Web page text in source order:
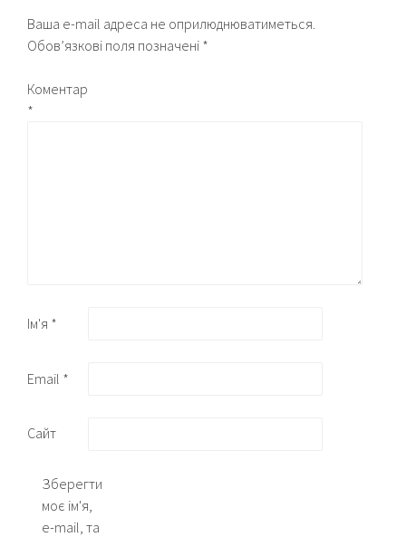
Ваша e-mail адреса не оприлюднюватиметься.
Обов’язкові поля позначені *
Коментар
*
Ім'я *
Email *
Сайт
Зберегти
моє ім'я,
e-mail, та